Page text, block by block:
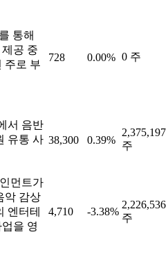
통해
공 중
주로 부
728 0.00% 0 주
서 음반
유통 사 38,300 0.39%
2,375,197
주
먼트가
악 감상
엔터테
을 영
4,710 -3.38%
2,226,536
주